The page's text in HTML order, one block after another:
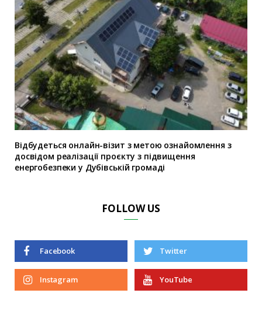
Відбудеться онлайн-візит з метою ознайомлення з
досвідом реалізації проєкту з підвищення
енергобезпеки у Дубівській громаді
FOLLOW US
Facebook Twitter
Instagram YouTube